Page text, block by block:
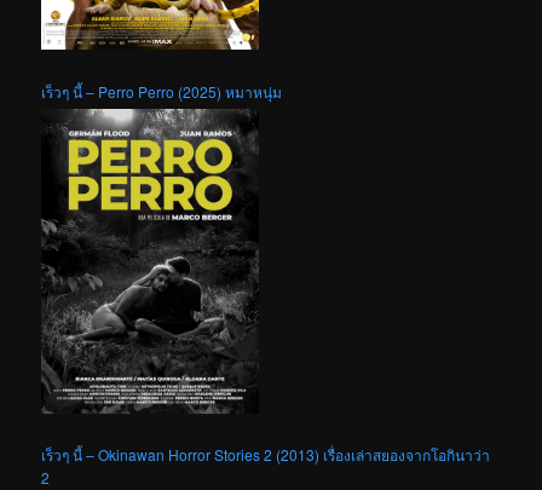
เร็วๆ นี้ – Perro Perro (2025) หมาหนุ่ม
เร็วๆ นี้ – Okinawan Horror Stories 2 (2013) เรื่องเล่าสยองจากโอกินาว่า
2